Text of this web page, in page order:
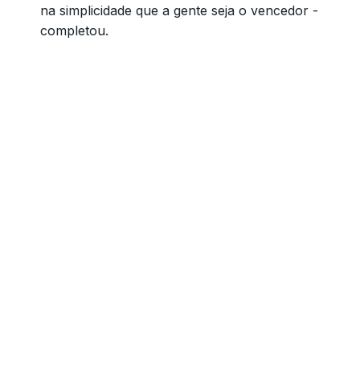
na simplicidade que a gente seja o vencedor -
completou.